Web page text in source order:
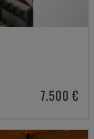
7.500 €